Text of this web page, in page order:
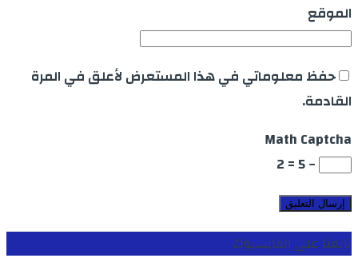
الموقع
حفظ معلوماتي في هذا المستعرض لأعلق في المرة
القادمة.
Math Captcha
− 5 = 2
تابعنا على الفايسبوك